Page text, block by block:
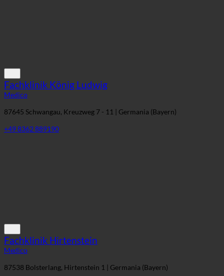
Fachklinik König Ludwig
Medico
87645 Schwangau, Kreuzweg 7 - 11 | Germania (Bayern)
+49 8362 889190
Fachklinik Hirtenstein
Medico
87538 Bolsterlang, Hirtenstein 1 | Germania (Bayern)